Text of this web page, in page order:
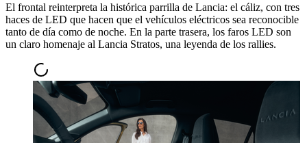
El frontal reinterpreta la histórica parrilla de Lancia: el cáliz, con tres
haces de LED que hacen que el vehículos eléctricos sea reconocible
tanto de día como de noche. En la parte trasera, los faros LED son
un claro homenaje al Lancia Stratos, una leyenda de los rallies.